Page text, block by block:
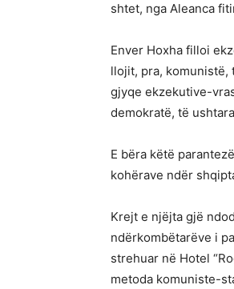
shtet, nga Aleanca
Enver Hoxha filloi
llojit, pra, komunistë,
gjyqe ekzekutive-
demokratë, të
E bëra këtë
kohërave ndër
Krejt e njëjta gjë
ndërkombëtarëve i
strehuar në Hotel
metoda komuniste-